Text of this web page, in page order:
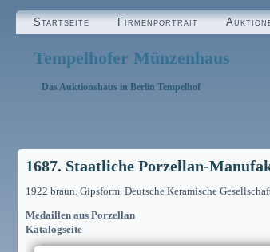
Startseite Firmenportrait
Tempelhofer Münzenhaus
Das Auktionshaus in Berlin Tempelhof
1687. Staatliche Porzellan-
1922 braun. Gipsform. Deutsche Keramische
Medaillen aus Porzellan
Katalogseite